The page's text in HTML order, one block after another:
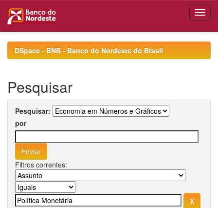
navigationDSpace - BNB - Banco do Nordeste do Brasil
Pesquisar
Pesquisar:
por
Filtros correntes: